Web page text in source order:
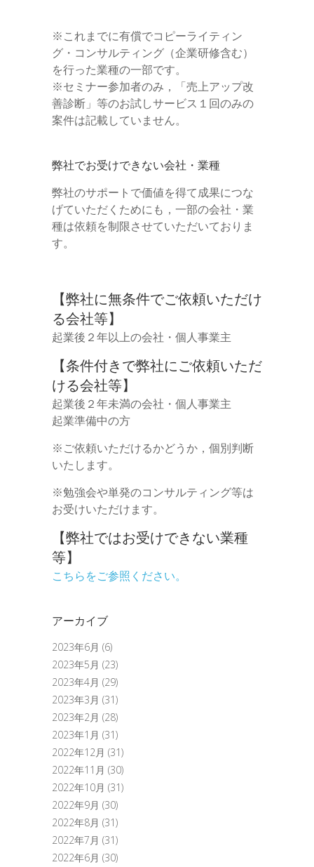
※これまでに有償でコピーライティン
グ・コンサルティング（企業研修含む）
を行った業種の一部です。
※セミナー参加者のみ，「売上アップ改
善診断」等のお試しサービス１回のみの
案件は記載していません。
弊社でお受けできない会社・業種
弊社のサポートで価値を得て成果につな
げていただくためにも，一部の会社・業
種は依頼を制限させていただいておりま
す。
【弊社に無条件でご依頼いただけ
る会社等】
起業後２年以上の会社・個人事業主
【条件付きで弊社にご依頼いただ
ける会社等】
起業後２年未満の会社・個人事業主
起業準備中の方
※ご依頼いただけるかどうか，個別判断
いたします。
※勉強会や単発のコンサルティング等は
お受けいただけます。
【弊社ではお受けできない業種
等】
こちらをご参照ください。
アーカイブ
2023年6月 (6)
2023年5月 (23)
2023年4月 (29)
2023年3月 (31)
2023年2月 (28)
2023年1月 (31)
2022年12月 (31)
2022年11月 (30)
2022年10月 (31)
2022年9月 (30)
2022年8月 (31)
2022年7月 (31)
2022年6月 (30)